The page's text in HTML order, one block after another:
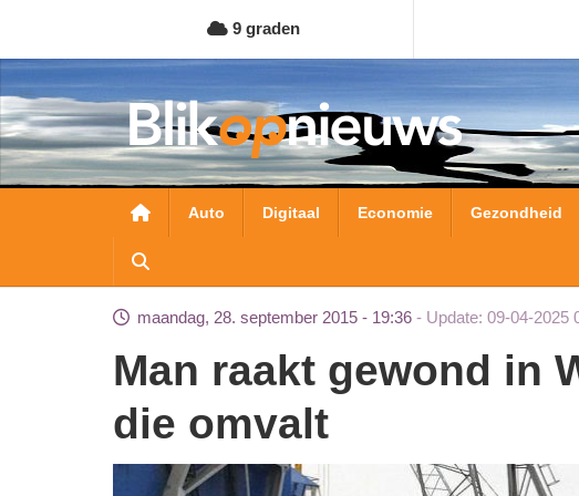
naar
de
inhoud
gaan
9 graden
Hoofdnavigatie
Auto Digitaal Economie Gezondheid
maandag, 28. september 2015 - 19:36 Update: 09-04-2025
Man raakt gewond in Waalhaven door kraan
die omvalt